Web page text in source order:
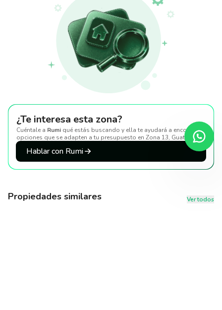
¿Te interesa esta zona?
Cuéntale a Rumi qué estás buscando y ella te ayudará a encontrar
opciones que se adapten a tu presupuesto en Zona 13, Guatemala.
Hablar con Rumi
Propiedades similares Ver todos